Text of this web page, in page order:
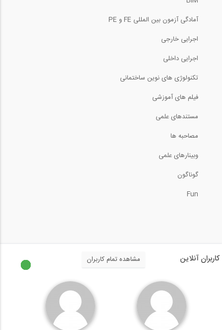
آمادگی آزمون بین المللی FE و PE
اجرایی خارجی
اجرایی داخلی
تکنولوژی های نوین ساختمانی
فیلم های آموزشی
مستندهای علمی
مصاحبه ها
وبینارهای علمی
گوناگون
Fun
کاربران آنلاین مشاهده تمام کاربران